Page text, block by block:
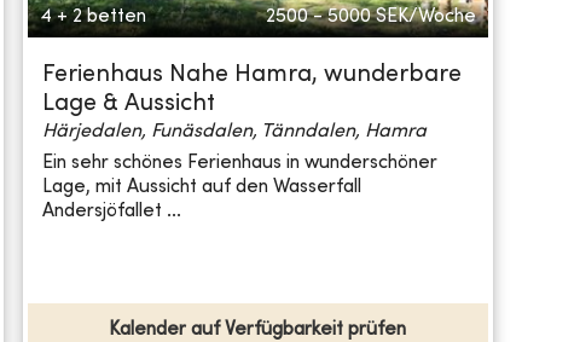
4 + 2 betten 2500 - 5000 SEK/Woche
Ferienhaus Nahe Hamra, wunderbare
Lage & Aussicht
Härjedalen, Funäsdalen, Tänndalen, Hamra
Ein sehr schönes Ferienhaus in wunderschöner
Lage, mit Aussicht auf den Wasserfall
Andersjöfallet ...
Kalender auf Verfügbarkeit prüfen